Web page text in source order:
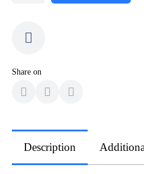
Share on
Description